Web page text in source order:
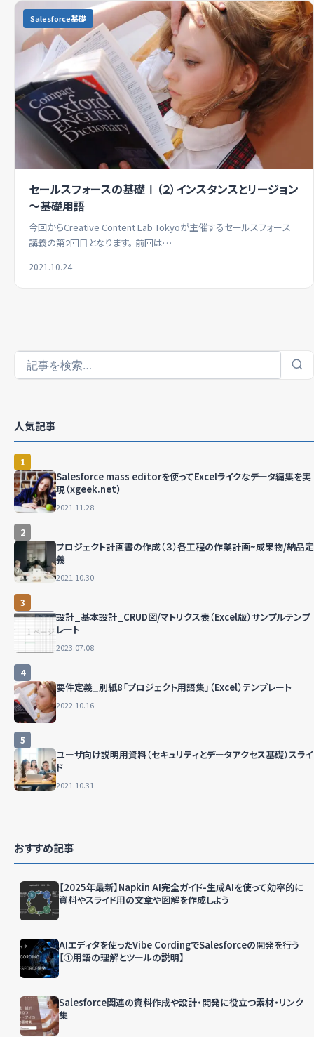
Salesforce基礎
セールスフォースの基礎Ⅰ（２）インスタンスとリージョン
～基礎用語
今回からCreative Content Lab Tokyoが主催するセールスフォース
講義の第2回目となります。 前回は…
2021.10.24
人気記事
1
Salesforce mass editorを使ってExcelライクなデータ編集を実
現（xgeek.net）
2021.11.28
2
プロジェクト計画書の作成（３）各工程の作業計画~成果物/納品定
義
2021.10.30
3
設計_基本設計_CRUD図/マトリクス表（Excel版）サンプルテンプ
レート
2023.07.08
4
要件定義_別紙8「プロジェクト用語集」（Excel）テンプレート
2022.10.16
5
ユーザ向け説明用資料（セキュリティとデータアクセス基礎）スライ
ド
2021.10.31
おすすめ記事
【2025年最新】Napkin AI完全ガイド-生成AIを使って効率的に
資料やスライド用の文章や図解を作成しよう
AIエディタを使ったVibe CordingでSalesforceの開発を行う
【①用語の理解とツールの説明】
Salesforce関連の資料作成や設計・開発に役立つ素材・リンク
集